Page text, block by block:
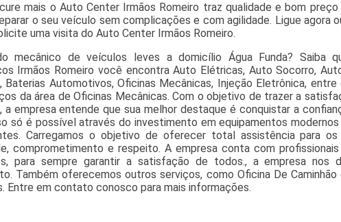
mais o Auto Center Irmãos Romeiro traz qualidade e bom
o seu veículo sem complicações e com agilidade. Ligue agora
uma visita do Auto Center Irmãos Romeiro.
mecânico de veículos leves a domicílio Água Funda? Saiba
Irmãos Romeiro você encontra Auto Elétricas, Auto Socorro,
Baterias Automotivos, Oficinas Mecânicas, Injeção Eletrônica,
da área de Oficinas Mecânicas. Com o objetivo de trazer a
a empresa entende que sua melhor destaque é conquistar a
só é possível através do investimento em equipamentos modernos
Carregamos o objetivo de oferecer total assistência para
comprometimento e respeito. A empresa conta com
para sempre garantir a satisfação de todos., a empresa nos
Também oferecemos outros serviços, como Oficina De
Entre em contato conosco para mais informações.